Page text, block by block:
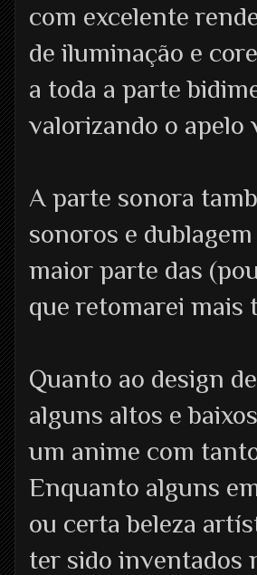
com excelente
de iluminação e
a toda a parte
valorizando o
A parte sonora
sonoros e
maior parte das
que retomarei mais
Quanto ao design
alguns altos e
um anime com
Enquanto alguns
ou certa beleza
ter sido inventados